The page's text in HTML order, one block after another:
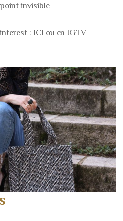
invisible
: ICI ou en IGTV